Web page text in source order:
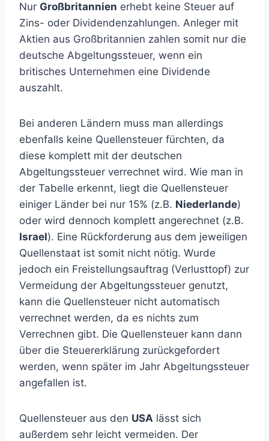
Nur Großbritannien erhebt keine Steuer auf
Zins- oder Dividendenzahlungen. Anleger mit
Aktien aus Großbritannien zahlen somit nur die
deutsche Abgeltungssteuer, wenn ein
britisches Unternehmen eine Dividende
auszahlt.
Bei anderen Ländern muss man allerdings
ebenfalls keine Quellensteuer fürchten, da
diese komplett mit der deutschen
Abgeltungssteuer verrechnet wird. Wie man in
der Tabelle erkennt, liegt die Quellensteuer
einiger Länder bei nur 15% (z.B. Niederlande)
oder wird dennoch komplett angerechnet (z.B.
Israel). Eine Rückforderung aus dem jeweiligen
Quellenstaat ist somit nicht nötig. Wurde
jedoch ein Freistellungsauftrag (Verlusttopf) zur
Vermeidung der Abgeltungssteuer genutzt,
kann die Quellensteuer nicht automatisch
verrechnet werden, da es nichts zum
Verrechnen gibt. Die Quellensteuer kann dann
über die Steuererklärung zurückgefordert
werden, wenn später im Jahr Abgeltungssteuer
angefallen ist.
Quellensteuer aus den USA lässt sich
außerdem sehr leicht vermeiden. Der